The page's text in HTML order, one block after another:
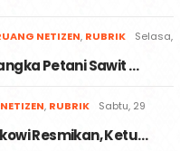
NETIZEN, RUBRIK
Selasa,
Petani Sawit …
, RUBRIK
Sabtu, 29
Resmikan, Ketu…